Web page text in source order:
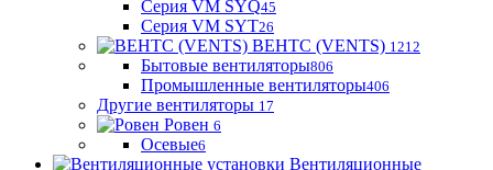
Серия VM SYQ45
Серия VM SYT26
ВЕНТС (VENTS) 1212
Бытовые вентиляторы806
Промышленные вентиляторы406
Другие вентиляторы 17
Ровен 6
Осевые6
Вентиляционные